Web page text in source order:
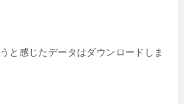
と感じたデータはダウンロードしま